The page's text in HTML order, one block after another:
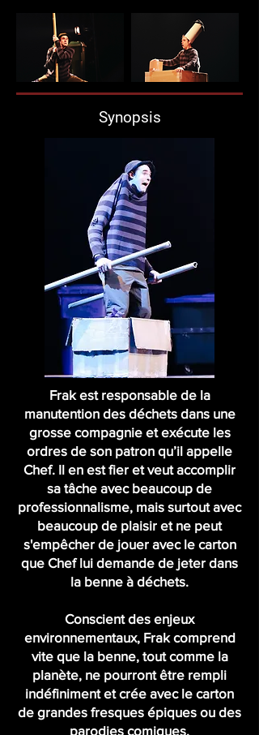
Synopsis
Frak est responsable de la
manutention des déchets dans une
grosse compagnie et exécute les
ordres de son patron qu’il appelle
Chef. Il en est fier et veut accomplir
sa tâche avec beaucoup de
professionnalisme, mais surtout avec
beaucoup de plaisir et ne peut
s'empêcher de jouer avec le carton
que Chef lui demande de jeter dans
la benne à déchets.
Conscient des enjeux
environnementaux, Frak comprend
vite que la benne, tout comme la
planète, ne pourront être rempli
indéfiniment et crée avec le carton
de grandes fresques épiques ou des
parodies comiques.